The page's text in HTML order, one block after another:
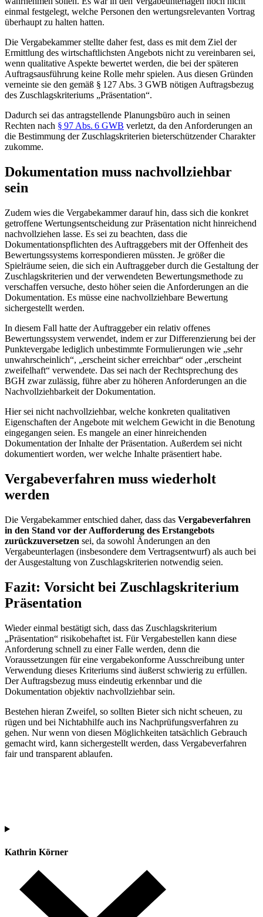
einmal festgelegt, welche Personen den wertungsrelevanten Vortrag
überhaupt zu halten hatten.
Die Vergabekammer stellte daher fest, dass es mit dem Ziel der
Ermittlung des wirtschaftlichsten Angebots nicht zu vereinbaren sei,
wenn qualitative Aspekte bewertet werden, die bei der späteren
Auftragsausführung keine Rolle mehr spielen. Aus diesen Gründen
verneinte sie den gemäß § 127 Abs. 3 GWB nötigen Auftragsbezug
des Zuschlagskriteriums „Präsentation“.
Dadurch sei das antragstellende Planungsbüro auch in seinen
Rechten nach § 97 Abs. 6 GWB verletzt, da den Anforderungen an
die Bestimmung der Zuschlagskriterien bieterschützender Charakter
zukomme.
Dokumentation muss nachvollziehbar
sein
Zudem wies die Vergabekammer darauf hin, dass sich die konkret
getroffene Wertungsentscheidung zur Präsentation nicht hinreichend
nachvollziehen lasse. Es sei zu beachten, dass die
Dokumentationspflichten des Auftraggebers mit der Offenheit des
Bewertungssystems korrespondieren müssten. Je größer die
Spielräume seien, die sich ein Auftraggeber durch die Gestaltung der
Zuschlagskriterien und der verwendeten Bewertungsmethode zu
verschaffen versuche, desto höher seien die Anforderungen an die
Dokumentation. Es müsse eine nachvollziehbare Bewertung
sichergestellt werden.
In diesem Fall hatte der Auftraggeber ein relativ offenes
Bewertungssystem verwendet, indem er zur Differenzierung bei der
Punktevergabe lediglich unbestimmte Formulierungen wie „sehr
unwahrscheinlich“, „erscheint sicher erreichbar“ oder „erscheint
zweifelhaft“ verwendete. Das sei nach der Rechtsprechung des
BGH zwar zulässig, führe aber zu höheren Anforderungen an die
Nachvollziehbarkeit der Dokumentation.
Hier sei nicht nachvollziehbar, welche konkreten qualitativen
Eigenschaften der Angebote mit welchem Gewicht in die Benotung
eingegangen seien. Es mangele an einer hinreichenden
Dokumentation der Inhalte der Präsentation. Außerdem sei nicht
dokumentiert worden, wer welche Inhalte präsentiert habe.
Vergabeverfahren muss wiederholt
werden
Die Vergabekammer entschied daher, dass das Vergabeverfahren
in den Stand vor der Aufforderung des Erstangebots
zurückzuversetzen sei, da sowohl Änderungen an den
Vergabeunterlagen (insbesondere dem Vertragsentwurf) als auch bei
der Ausgestaltung von Zuschlagskriterien notwendig seien.
Fazit: Vorsicht bei Zuschlagskriterium
Präsentation
Wieder einmal bestätigt sich, dass das Zuschlagskriterium
„Präsentation“ risikobehaftet ist. Für Vergabestellen kann diese
Anforderung schnell zu einer Falle werden, denn die
Voraussetzungen für eine vergabekonforme Ausschreibung unter
Verwendung dieses Kriteriums sind äußerst schwierig zu erfüllen.
Der Auftragsbezug muss eindeutig erkennbar und die
Dokumentation objektiv nachvollziehbar sein.
Bestehen hieran Zweifel, so sollten Bieter sich nicht scheuen, zu
rügen und bei Nichtabhilfe auch ins Nachprüfungsverfahren zu
gehen. Nur wenn von diesen Möglichkeiten tatsächlich Gebrauch
gemacht wird, kann sichergestellt werden, dass Vergabeverfahren
fair und transparent ablaufen.
Kathrin Körner